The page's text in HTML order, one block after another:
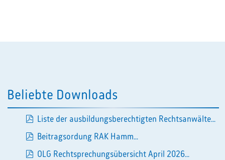
Beliebte Downloads
pdf
Liste der ausbildungsberechtigten Rechtsanwälte...
pdf
Beitragsordung RAK Hamm...
OLG Rechtsprechungsübersicht April 2026...